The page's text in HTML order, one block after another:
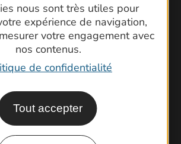
nous sont très utiles pour
expérience de navigation,
votre engagement avec
nos contenus.
de confidentialité
Tout accepter
Contactez-nous !
Foire aux questions
et Topoguides
Latitude Gard